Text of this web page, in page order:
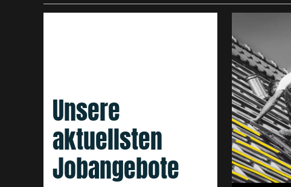
Unsere
aktuellsten
Jobangebote
Bauhelfer (m/w/d)